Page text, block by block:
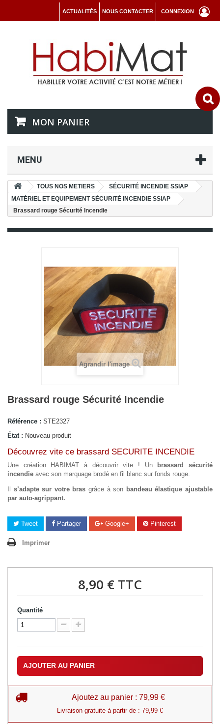
CONNEXION
NOUS CONTACTER
ACTUALITÉS
MON PANIER
MENU
TOUS NOS METIERS
SÉCURITÉ INCENDIE SSIAP
MATÉRIEL ET EQUIPEMENT SÉCURITÉ INCENDIE SSIAP
Brassard rouge Sécurité Incendie
Agrandir l'image
Brassard rouge Sécurité Incendie
Référence : STE2327
État : Nouveau produit
Découvrez vite ce brassard SECURITE INCENDIE
Une création HABIMAT à découvrir vite ! Un
brassard sécurité
incendie avec son marquage brodé en fil blanc sur fonds rouge.
s’adapte sur votre bras grâce à son bandeau élastique ajustable
par auto-agrippant.
Tweet Partager Google+ Pinterest
Imprimer
8,90 € TTC
Quantité
AJOUTER AU PANIER
Ajoutez au panier : 79,99 €
Livraison gratuite à partir de : 79,99 €